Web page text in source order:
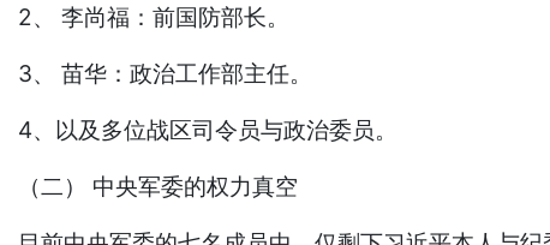
2、 李尚福：前国防部长。
3、 苗华：政治工作部主任。
4、以及多位战区司令员与政治委员。
（二） 中央军委的权力真空